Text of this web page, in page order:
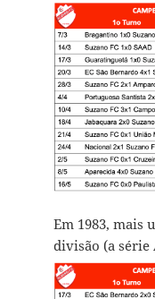
Em 1983, mais
divisão (a série